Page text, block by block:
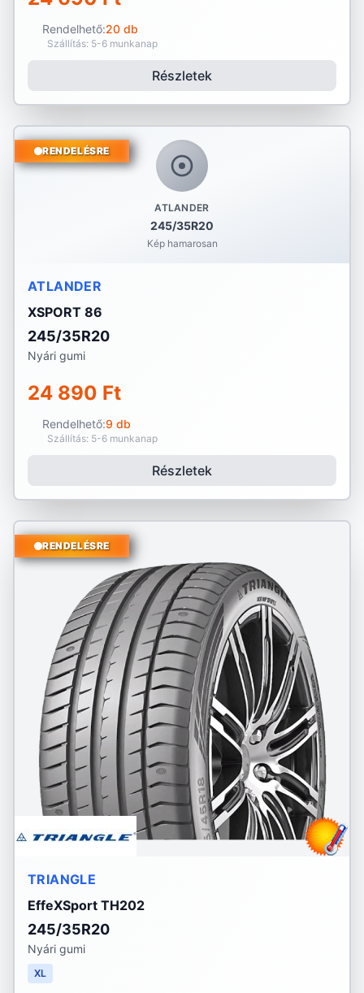
Rendelhető:20 db
Szállítás: 5-6 munkanap
Részletek
ATLANDER
245/35R20
Kép hamarosan
RENDELÉSRE
ATLANDER
XSPORT 86
245/35R20
Nyári gumi
24 890 Ft
Rendelhető:9 db
Szállítás: 5-6 munkanap
Részletek
RENDELÉSRE
TRIANGLE
EffeXSport TH202
245/35R20
Nyári gumi
XL